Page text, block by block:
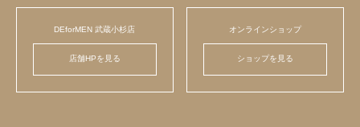
DEforMEN 武蔵小杉店
店舗HPを見る
オンラインショップ
ショップを見る